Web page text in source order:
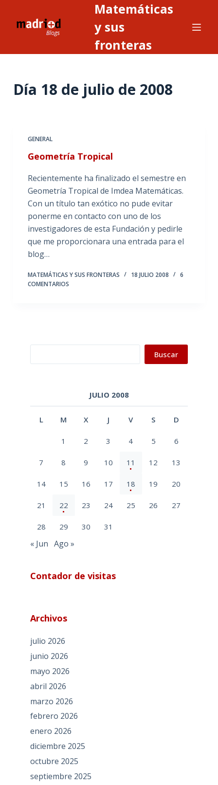
Matemáticas
y sus
fronteras
Día 18 de julio de 2008
GENERAL
Geometría Tropical
Recientemente ha finalizado el semestre en
Geometría Tropical de Imdea Matemáticas.
Con un título tan exótico no pude evitar
ponerme en contacto con uno de los
investigadores de esta Fundación y pedirle
que me proporcionara una entrada para el
blog…
MATEMÁTICAS Y SUS FRONTERAS 18 JULIO 2008
6
COMENTARIOS
Buscar
JULIO 2008
L M X J V S D
1 2 3 4 5 6
7 8 9 10 11 12 13
14 15 16 17 18 19 20
21 22 23 24 25 26 27
28 29 30 31
« Jun Ago »
Contador de visitas
Archivos
julio 2026
junio 2026
mayo 2026
abril 2026
marzo 2026
febrero 2026
enero 2026
diciembre 2025
octubre 2025
septiembre 2025